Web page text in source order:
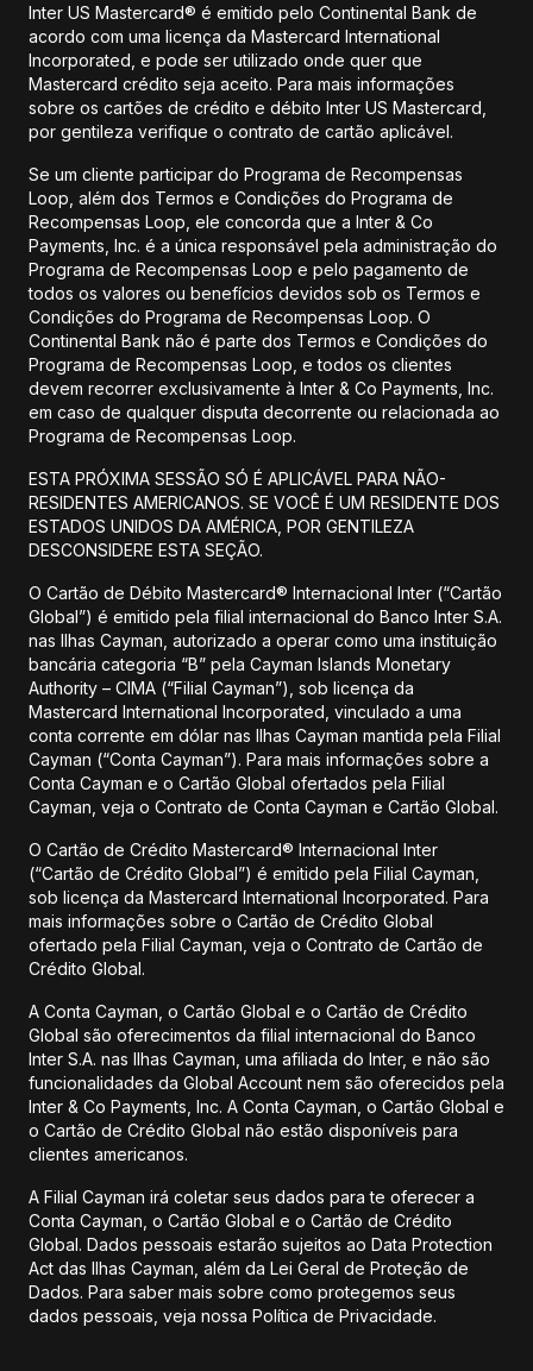
Inter US Mastercard® é emitido pelo Continental Bank de
acordo com uma licença da Mastercard International
Incorporated, e pode ser utilizado onde quer que
Mastercard crédito seja aceito. Para mais informações
sobre os cartões de crédito e débito Inter US Mastercard,
por gentileza verifique o contrato de cartão aplicável.
Se um cliente participar do Programa de Recompensas
Loop, além dos Termos e Condições do Programa de
Recompensas Loop, ele concorda que a Inter & Co
Payments, Inc. é a única responsável pela administração do
Programa de Recompensas Loop e pelo pagamento de
todos os valores ou benefícios devidos sob os Termos e
Condições do Programa de Recompensas Loop. O
Continental Bank não é parte dos Termos e Condições do
Programa de Recompensas Loop, e todos os clientes
devem recorrer exclusivamente à Inter & Co Payments, Inc.
em caso de qualquer disputa decorrente ou relacionada ao
Programa de Recompensas Loop.
ESTA PRÓXIMA SESSÃO SÓ É APLICÁVEL PARA NÃO-
RESIDENTES AMERICANOS. SE VOCÊ É UM RESIDENTE DOS
ESTADOS UNIDOS DA AMÉRICA, POR GENTILEZA
DESCONSIDERE ESTA SEÇÃO.
O Cartão de Débito Mastercard® Internacional Inter (“Cartão
Global”) é emitido pela filial internacional do Banco Inter S.A.
nas Ilhas Cayman, autorizado a operar como uma instituição
bancária categoria “B” pela Cayman Islands Monetary
Authority – CIMA (“Filial Cayman”), sob licença da
Mastercard International Incorporated, vinculado a uma
conta corrente em dólar nas Ilhas Cayman mantida pela Filial
Cayman (“Conta Cayman”). Para mais informações sobre a
Conta Cayman e o Cartão Global ofertados pela Filial
Cayman, veja o Contrato de Conta Cayman e Cartão Global.
O Cartão de Crédito Mastercard® Internacional Inter
(“Cartão de Crédito Global”) é emitido pela Filial Cayman,
sob licença da Mastercard International Incorporated. Para
mais informações sobre o Cartão de Crédito Global
ofertado pela Filial Cayman, veja o Contrato de Cartão de
Crédito Global.
A Conta Cayman, o Cartão Global e o Cartão de Crédito
Global são oferecimentos da filial internacional do Banco
Inter S.A. nas Ilhas Cayman, uma afiliada do Inter, e não são
funcionalidades da Global Account nem são oferecidos pela
Inter & Co Payments, Inc. A Conta Cayman, o Cartão Global e
o Cartão de Crédito Global não estão disponíveis para
clientes americanos.
A Filial Cayman irá coletar seus dados para te oferecer a
Conta Cayman, o Cartão Global e o Cartão de Crédito
Global. Dados pessoais estarão sujeitos ao Data Protection
Act das Ilhas Cayman, além da Lei Geral de Proteção de
Dados. Para saber mais sobre como protegemos seus
dados pessoais, veja nossa Política de Privacidade.